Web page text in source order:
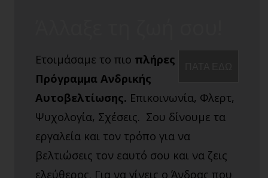
Ετοιμάσαμε το πιο πλήρες
Πρόγραμμα Ανδρικής
Αυτοβελτίωσης. Επικοινωνία, Φλερτ,
Ψυχολογία, Σχέσεις. Σου δίνουμε τα
εργαλεία και τον τρόπο για να
βελτιώσεις τον εαυτό σου και να ζεις
ελεύθερος. Για να γίνεις ο Άνδρας που